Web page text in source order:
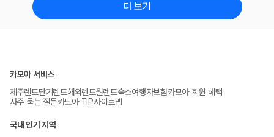
더 보기
카모아 서비스
제주렌트단기렌트해외렌트월렌트숙소여행자보험카모아 회원 혜택
자주 묻는 질문카모아 TIP사이트맵
국내 인기 지역